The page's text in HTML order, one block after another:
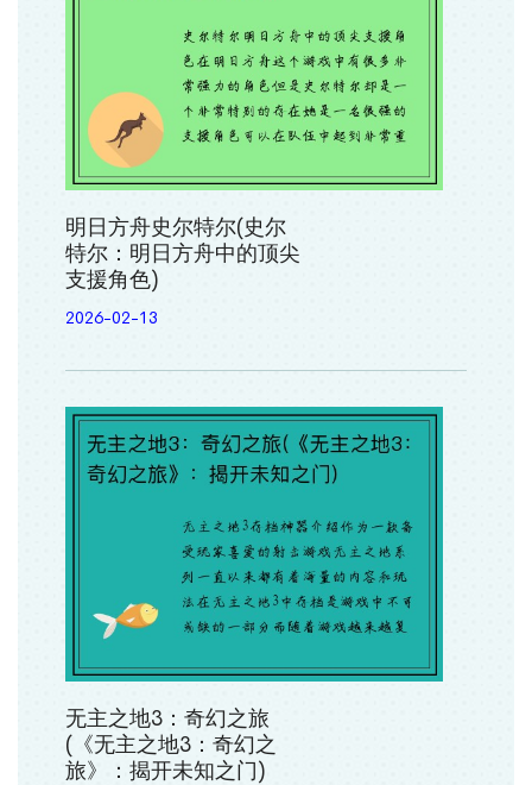
明日方舟史尔特尔(史尔
特尔：明日方舟中的顶尖
支援角色)
2026-02-13
无主之地3：奇幻之旅
(《无主之地3：奇幻之
旅》：揭开未知之门)